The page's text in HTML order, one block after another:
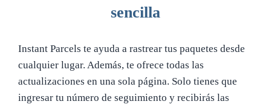
sencilla
Instant Parcels te ayuda a rastrear tus paquetes desde
cualquier lugar. Además, te ofrece todas las
actualizaciones en una sola página. Solo tienes que
ingresar tu número de seguimiento y recibirás las